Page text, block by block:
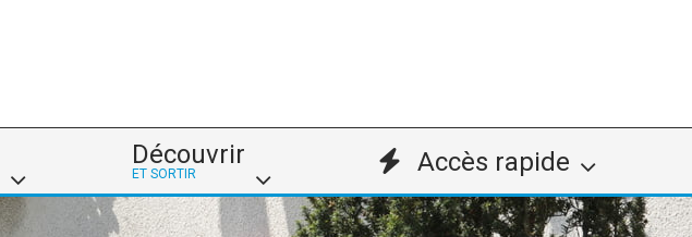
Découvrir
ET SORTIR Accès rapide